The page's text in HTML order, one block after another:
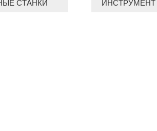
СТАНКИ ИНСТРУМЕНТ